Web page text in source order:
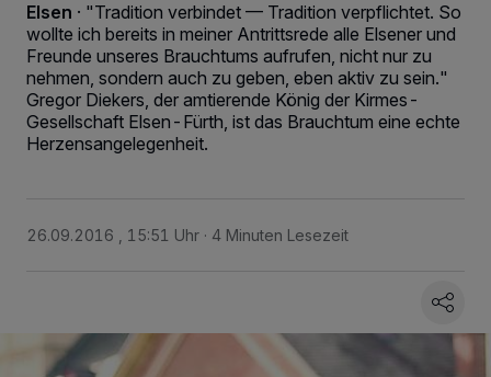
Elsen · "Tradition verbindet — Tradition verpflichtet. So
wollte ich bereits in meiner Antrittsrede alle Elsener und
Freunde unseres Brauchtums aufrufen, nicht nur zu
nehmen, sondern auch zu geben, eben aktiv zu sein."
Gregor Diekers, der amtierende König der Kirmes-
Gesellschaft Elsen-Fürth, ist das Brauchtum eine echte
Herzensangelegenheit.
26.09.2016 , 15:51 Uhr 4 Minuten Lesezeit